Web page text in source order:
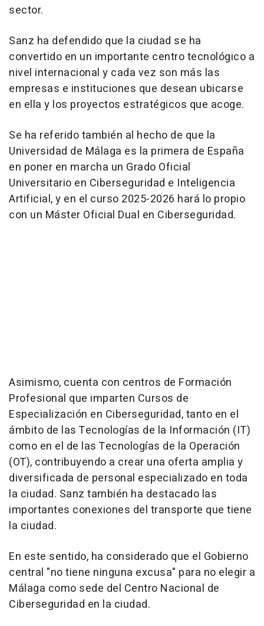
sector.
Sanz ha defendido que la ciudad se ha
convertido en un importante centro tecnológico a
nivel internacional y cada vez son más las
empresas e instituciones que desean ubicarse
en ella y los proyectos estratégicos que acoge.
Se ha referido también al hecho de que la
Universidad de Málaga es la primera de España
en poner en marcha un Grado Oficial
Universitario en Ciberseguridad e Inteligencia
Artificial, y en el curso 2025-2026 hará lo propio
con un Máster Oficial Dual en Ciberseguridad.
Asimismo, cuenta con centros de Formación
Profesional que imparten Cursos de
Especialización en Ciberseguridad, tanto en el
ámbito de las Tecnologías de la Información (IT)
como en el de las Tecnologías de la Operación
(OT), contribuyendo a crear una oferta amplia y
diversificada de personal especializado en toda
la ciudad. Sanz también ha destacado las
importantes conexiones del transporte que tiene
la ciudad.
En este sentido, ha considerado que el Gobierno
central "no tiene ninguna excusa" para no elegir a
Málaga como sede del Centro Nacional de
Ciberseguridad en la ciudad.